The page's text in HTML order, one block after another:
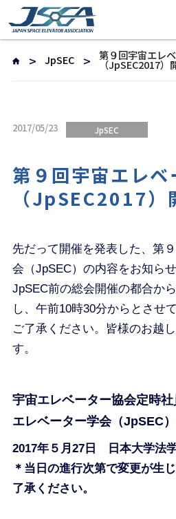
JpSEC 第９回宇宙エレ
（JpSEC2017）
2017/05/23 JpSEC
第９回宇宙エレベ
（JpSEC2017）
先だって開催を発表した、第
会（JpSEC）の内容をお知ら
JpSEC前の総会開催の都合か
し、午前10時30分からとさせ
ご了承ください。皆様のお越
す。
宇宙エレベーター協会定時
エレベーター学会（JpSEC）
2017年５月27日 日本大学法
＊当日の進行次第で変更が生
了承ください。